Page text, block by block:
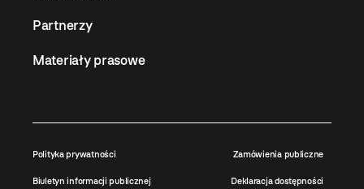
Partnerzy
Materiały prasowe
Polityka prywatności Zamówienia publiczne
Biuletyn informacji publicznej Deklaracja dostępności